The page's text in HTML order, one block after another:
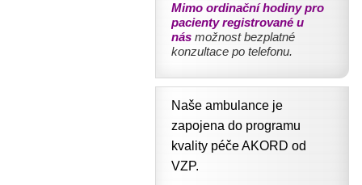
Mimo ordinační hodiny pro
pacienty registrované u
nás možnost bezplatné
konzultace po telefonu.
Naše ambulance je
zapojena do programu
kvality péče AKORD od
VZP.